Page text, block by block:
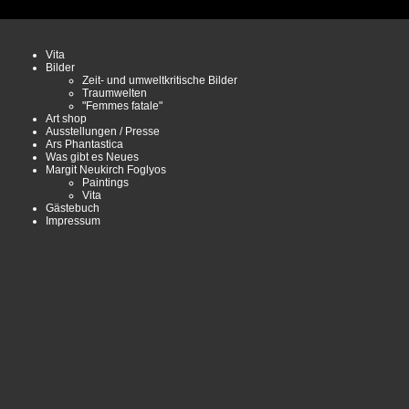
Vita
Bilder
Zeit- und umweltkritische Bilder
Traumwelten
"Femmes fatale"
Art shop
Ausstellungen / Presse
Ars Phantastica
Was gibt es Neues
Margit Neukirch Foglyos
Paintings
Vita
Gästebuch
Impressum